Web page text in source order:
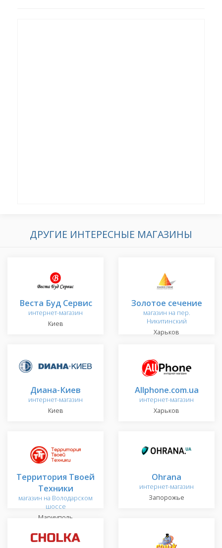
ДРУГИЕ ИНТЕРЕСНЫЕ МАГАЗИНЫ
Веста Буд Сервис
интернет-магазин
Киев
Золотое сечение
магазин на пер.
Никитинский
Харьков
Диана-Киев
интернет-магазин
Киев
Allphone.com.ua
интернет-магазин
Харьков
Территория Твоей
Техники
магазин на Володарском
шоссе
Мариуполь
Ohrana
интернет-магазин
Запорожье